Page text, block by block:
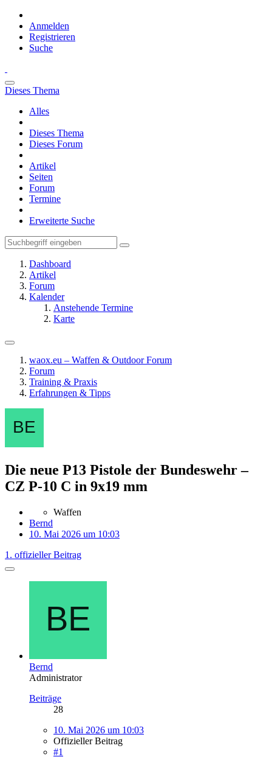
Anmelden
Registrieren
Suche
Dieses Thema
Alles
Dieses Thema
Dieses Forum
Artikel
Seiten
Forum
Termine
Erweiterte Suche
Dashboard
Artikel
Forum
Kalender
Anstehende Termine
Karte
waox.eu – Waffen & Outdoor Forum
Forum
Training & Praxis
Erfahrungen & Tipps
Die neue P13 Pistole der Bundeswehr –
CZ P-10 C in 9x19 mm
Waffen
Bernd
10. Mai 2026 um 10:03
1. offizieller Beitrag
Bernd
Administrator
Beiträge
28
10. Mai 2026 um 10:03
Offizieller Beitrag
#1